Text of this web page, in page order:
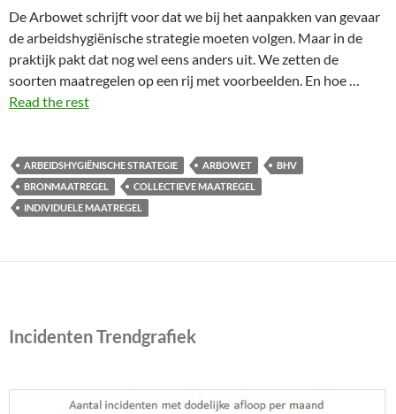
De Arbowet schrijft voor dat we bij het aanpakken van gevaar
de arbeidshygiënische strategie moeten volgen. Maar in de
praktijk pakt dat nog wel eens anders uit. We zetten de
soorten maatregelen op een rij met voorbeelden. En hoe …
Read the rest
ARBEIDSHYGIËNISCHE STRATEGIE ARBOWET
BHV
BRONMAATREGEL
COLLECTIEVE MAATREGEL
INDIVIDUELE MAATREGEL
Incidenten Trendgrafiek